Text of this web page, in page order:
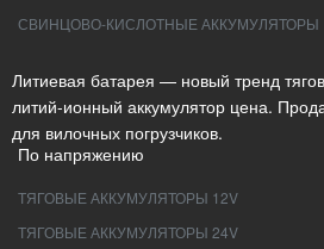
СВИНЦОВО-КИСЛОТНЫЕ АККУМУЛЯТОРЫ
Литиевая батарея — новый тренд
литий-ионный аккумулятор цена.
для вилочных погрузчиков.
По напряжению
ТЯГОВЫЕ АККУМУЛЯТОРЫ 12V
ТЯГОВЫЕ АККУМУЛЯТОРЫ 24V